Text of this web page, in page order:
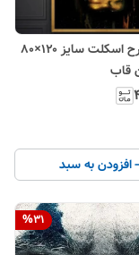
تابلو بوم طرح اسکلت سایز ۱۲۰×۸۰
افزودن به سبد
%31